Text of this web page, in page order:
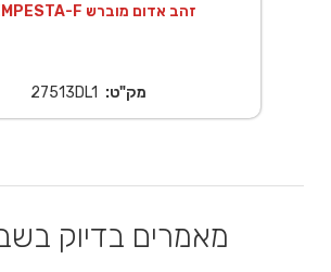
TEMPESTA-F זהב אדום מוברש
מק"ט: 27513DL1
מאמרים בדיוק